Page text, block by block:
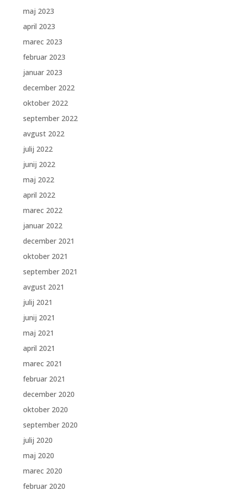
maj 2023
april 2023
marec 2023
februar 2023
januar 2023
december 2022
oktober 2022
september 2022
avgust 2022
julij 2022
junij 2022
maj 2022
april 2022
marec 2022
januar 2022
december 2021
oktober 2021
september 2021
avgust 2021
julij 2021
junij 2021
maj 2021
april 2021
marec 2021
februar 2021
december 2020
oktober 2020
september 2020
julij 2020
maj 2020
marec 2020
februar 2020